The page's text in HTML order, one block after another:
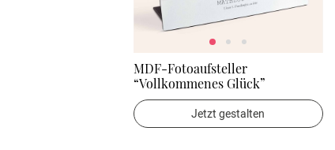
MDF-Fotoaufsteller
“Vollkommenes Glück”
Jetzt gestalten